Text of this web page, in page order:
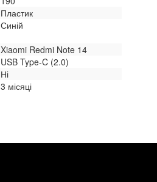
Пластик
Синій
Xiaomi Redmi Note 14
USB Type-C (2.0)
Ні
3 місяці